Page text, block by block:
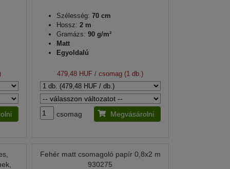
Szélesség: 70 cm
Hossz: 2 m
Gramázs: 90 g/m²
Matt
Egyoldalú
479,48 HUF / csomag (1 db.)
csomag Megvásárolni
Fehér matt csomagoló papír 0,8x2 m
930275